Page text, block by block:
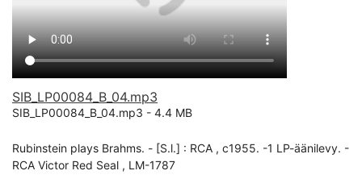
SIB_LP00084_B_04.mp3
SIB_LP00084_B_04.mp3 - 4.4 MB
Rubinstein plays Brahms. - [S.l.] : RCA , c1955. -1 LP-äänilevy. -
RCA Victor Red Seal , LM-1787